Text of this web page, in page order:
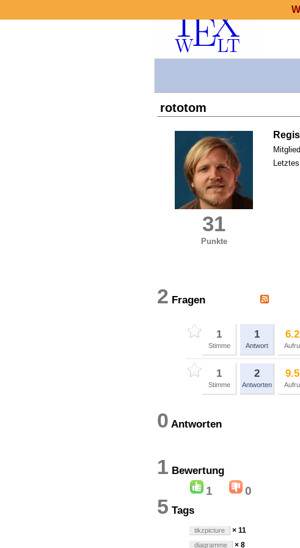
rototom
31
Punkte
2 Fragen
1
Stimme
1
Antwort
1
Stimme
2
Antworten
0 Antworten
1 Bewertung
1 0
5 Tags
tikzpicture × 11
diagramme × 8